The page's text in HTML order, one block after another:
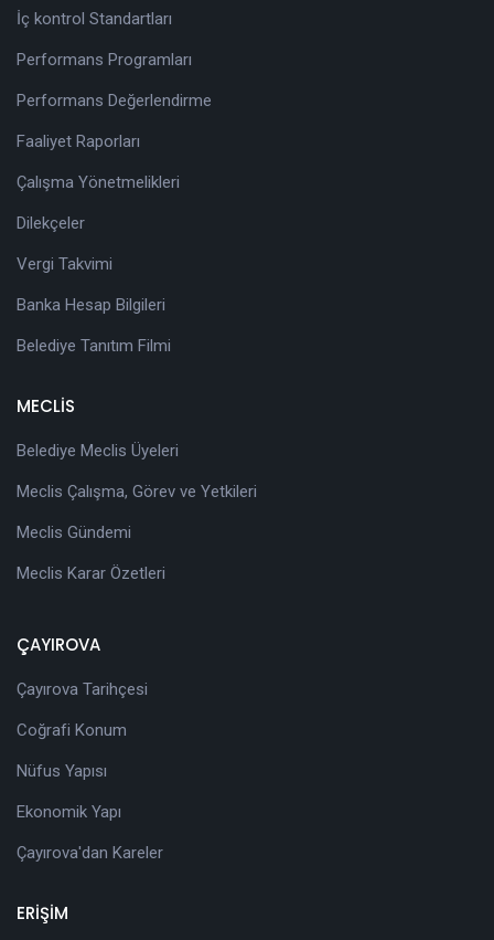
İç kontrol Standartları
Performans Programları
Performans Değerlendirme
Faaliyet Raporları
Çalışma Yönetmelikleri
Dilekçeler
Vergi Takvimi
Banka Hesap Bilgileri
Belediye Tanıtım Filmi
MECLİS
Belediye Meclis Üyeleri
Meclis Çalışma, Görev ve Yetkileri
Meclis Gündemi
Meclis Karar Özetleri
ÇAYIROVA
Çayırova Tarihçesi
Coğrafi Konum
Nüfus Yapısı
Ekonomik Yapı
Çayırova'dan Kareler
ERİŞİM